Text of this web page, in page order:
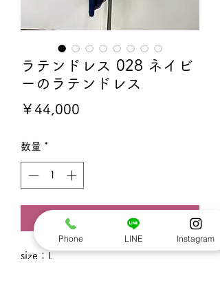
ラテンドレス 028 ネイビ
ーのラテンドレス
￥44,000
数量 *
カートに追加する
size：L
Phone LINE Instagram